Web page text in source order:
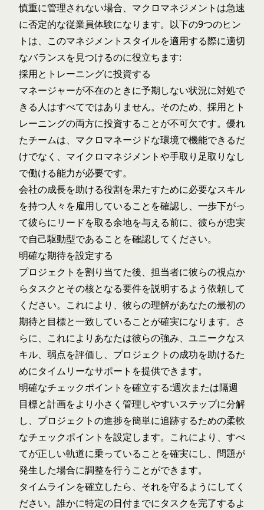
慎重に管理されない場合、マクロマネジメントは急速
に否定的な従業員体験になります。以下の9つのヒン
トは、このマネジメントスタイルを適用する際に適切
なバランスを見つけるのに役立ちます:
採用とトレーニングに投資する
マネージャーが不在のときに予期しない状況に対処で
きる人はすべてではありません。そのため、採用とト
レーニングの両方に投資することが不可欠です。優れ
たチームは、マクロマネージドな環境で機能できるだ
けでなく、マイクロマネジメントや手取り足取りなし
で働ける能力が必要です。
会社の成長を助ける役割を果たすために必要なスキル
を持つ人々を雇用していることを確認し、一歩下がっ
て彼らにリードを取る余地を与える前に、彼らが忠実
で自己駆動型であることを確認してください。
明確な期待を設定する
プロジェクトを割り当てた後、担当者に彼らの視点か
らタスクとその核となる要件を説明するよう依頼して
ください。これにより、彼らの理解があなたの最初の
期待と目標と一致していることが確実になります。さ
らに、これによりあなたは彼らの強み、ユニークなス
キル、弱点を評価し、プロジェクトの成功を助けるた
めにタイムリーなサポートを提供できます。
明確なチェックポイントを確立する:週次または隔週
目標と計画をより小さく管理しやすいステップに分解
し、プロジェクトの進捗を簡単に追跡するための柔軟
なチェックポイントを設定します。これにより、すべ
てが正しい軌道に乗っていることを確実にし、問題が
発生した場合に調整を行うことができます。
タイムラインを確立したら、それを守るようにしてく
ださい。誰かに特定の日付までにタスクを完了するよ